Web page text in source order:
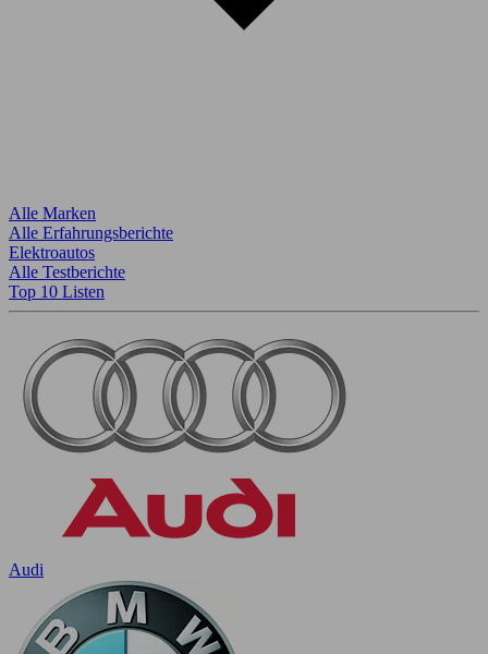
Alle Marken
Alle Erfahrungsberichte
Elektroautos
Alle Testberichte
Top 10 Listen
Audi